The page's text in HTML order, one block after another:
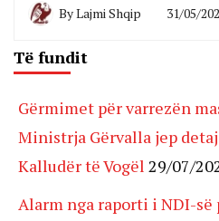
ByLajmi Shqip 31/05/
Të fundit
Gërmimet për varrezën
Ministrja Gërvalla jep
Kalludër të Vogël 29/07/
Alarm nga raporti i NDI-së